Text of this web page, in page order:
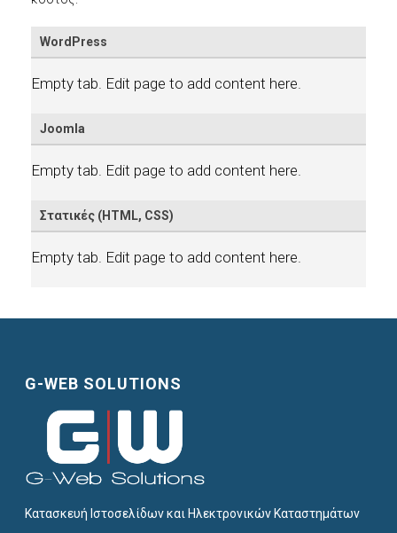
WordPress
Empty tab. Edit page to add content here.
Joomla
Empty tab. Edit page to add content here.
Στατικές (HTML, CSS)
Empty tab. Edit page to add content here.
G-WEB SOLUTIONS
Κατασκευή Ιστοσελίδων και Ηλεκτρονικών Καταστημάτων